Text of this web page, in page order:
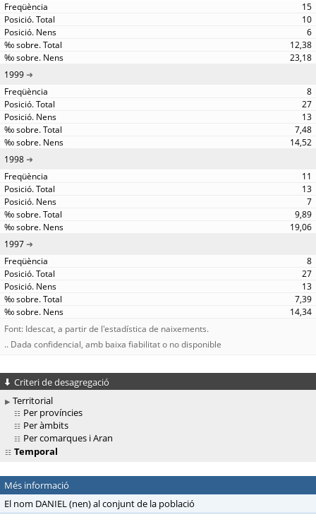
15
10
6
12,38
23,18
1999
8
27
13
7,48
14,52
1998
11
13
7
9,89
19,06
1997
8
27
13
7,39
14,34
Font: Idescat, a partir de l'estadística de naixements.
.. Dada confidencial, amb baixa fiabilitat o no disponible
Criteri de desagregació
Territorial
Per províncies
Per àmbits
Per comarques i Aran
Temporal
Més informació
El nom DANIEL (nen) al conjunt de la població